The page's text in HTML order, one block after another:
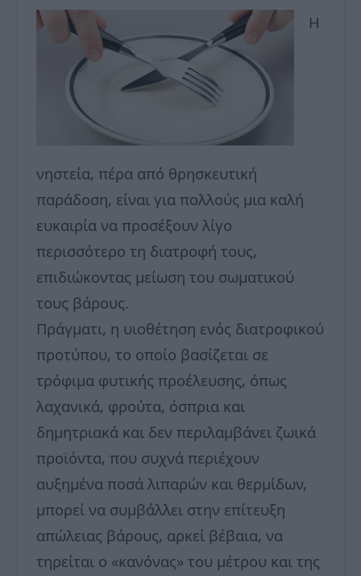
Η
νηστεία, πέρα από θρησκευτική
παράδοση, είναι για πολλούς μια καλή
ευκαιρία να προσέξουν λίγο
περισσότερο τη διατροφή τους,
επιδιώκοντας μείωση του σωματικού
τους βάρους.
Πράγματι, η υιοθέτηση ενός διατροφικού
προτύπου, το οποίο βασίζεται σε
τρόφιμα φυτικής προέλευσης, όπως
λαχανικά, φρούτα, όσπρια και
δημητριακά και δεν περιλαμβάνει ζωικά
προϊόντα, που συχνά περιέχουν
αυξημένα ποσά λιπαρών και θερμίδων,
μπορεί να συμβάλλει στην επίτευξη
απώλειας βάρους, αρκεί βέβαια, να
τηρείται ο «κανόνας» του μέτρου και της